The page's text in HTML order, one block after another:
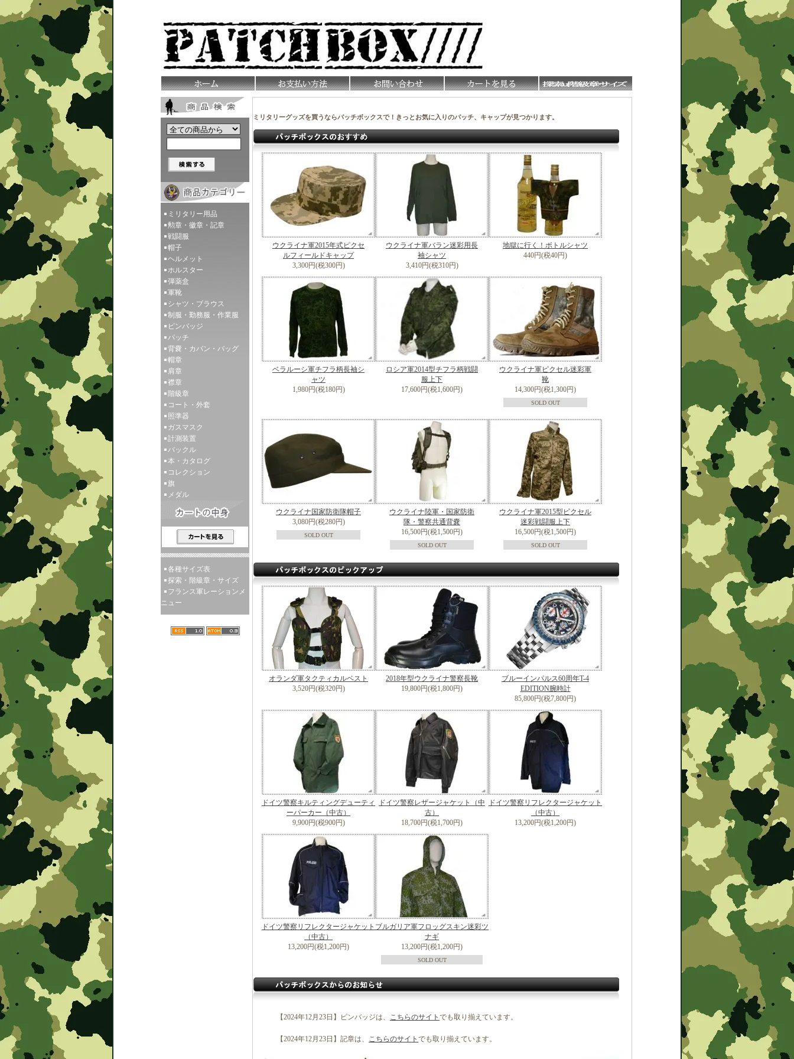
ミリタリー用品
勲章・徽章・記章
戦闘服
帽子
ヘルメット
ホルスター
弾薬盒
軍靴
シャツ・ブラウス
制服・勤務服・作業服
ピンバッジ
パッチ
背嚢・カバン・バッグ
帽章
肩章
襟章
階級章
コート・外套
照準器
ガスマスク
計測装置
バックル
本・カタログ
コレクション
旗
メダル
各種サイズ表
探索・階級章・サイズ
フランス軍レーションメ
ニュー
ミリタリーグッズを買うならパッチボックスで！きっとお気に入りのパッチ、キャップが見つかります。
ウクライナ軍2015年式ピクセ
ルフィールドキャップ
3,300円(税300円)
ウクライナ軍バラン迷彩用長
袖シャツ
3,410円(税310円)
地獄に行く！ボトルシャツ
440円(税40円)
ベラルーシ軍チフラ柄長袖シ
ャツ
1,980円(税180円)
ロシア軍2014型チフラ柄戦闘
服上下
17,600円(税1,600円)
ウクライナ軍ピクセル迷彩軍
靴
14,300円(税1,300円)
SOLD OUT
ウクライナ国家防衛隊帽子
3,080円(税280円)
SOLD OUT
ウクライナ陸軍・国家防衛
隊・警察共通背嚢
16,500円(税1,500円)
SOLD OUT
ウクライナ軍2015型ピクセル
迷彩戦闘服上下
16,500円(税1,500円)
SOLD OUT
オランダ軍タクティカルベスト
3,520円(税320円)
2018年型ウクライナ警察長靴
19,800円(税1,800円)
ブルーインパルス60周年T-4
EDITION腕時計
85,800円(税7,800円)
ドイツ警察キルティングデューティ
ーパーカー（中古）
9,900円(税900円)
ドイツ警察レザージャケット（中
古）
18,700円(税1,700円)
ドイツ警察リフレクタージャケット
（中古）
13,200円(税1,200円)
ドイツ警察リフレクタージャケット
（中古）
13,200円(税1,200円)
ブルガリア軍フロッグスキン迷彩ツ
ナギ
13,200円(税1,200円)
SOLD OUT
【2024年12月23日】ピンバッジは、 こちらのサイト でも取り揃えています。
【2024年12月23日】記章は、 こちらのサイト でも取り揃えています。